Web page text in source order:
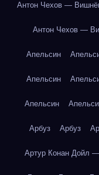
Антон Чехов —
Антон Чехов —
Апельсин
Апельсин
Апельсин
Арбуз Арбуз
Артур Конан Дойл